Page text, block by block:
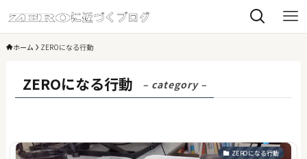
ホーム ZEROになる行動
ZEROになる行動 – category –
ZEROになる行動